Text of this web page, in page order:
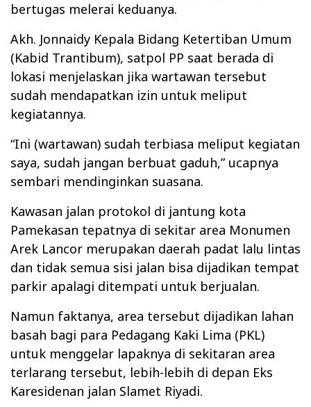
bertugas melerai keduanya.
Akh. Jonnaidy Kepala Bidang Ketertiban Umum
(Kabid Trantibum), satpol PP saat berada di
lokasi menjelaskan jika wartawan tersebut
sudah mendapatkan izin untuk meliput
kegiatannya.
“Ini (wartawan) sudah terbiasa meliput kegiatan
saya, sudah jangan berbuat gaduh,” ucapnya
sembari mendinginkan suasana.
Kawasan jalan protokol di jantung kota
Pamekasan tepatnya di sekitar area Monumen
Arek Lancor merupakan daerah padat lalu lintas
dan tidak semua sisi jalan bisa dijadikan tempat
parkir apalagi ditempati untuk berjualan.
Namun faktanya, area tersebut dijadikan lahan
basah bagi para Pedagang Kaki Lima (PKL)
untuk menggelar lapaknya di sekitaran area
terlarang tersebut, lebih-lebih di depan Eks
Karesidenan jalan Slamet Riyadi.